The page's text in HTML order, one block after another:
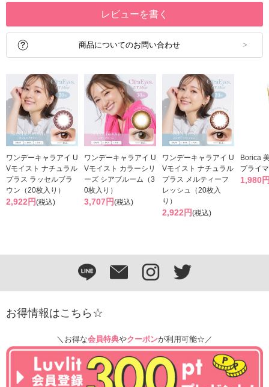
レビューを書く
商品についてのお問い合わせ
ワンデーキャラアイ U
Vモイスト ナチュラル
プラス ラッセルブラ
ウン（20枚入り）
2,922円(税込)
ワンデーキャラアイ U
Vモイスト カラーシリ
ーズ シアブルーム（3
0枚入り）
3,707円(税込)
ワンデーキャラアイ U
Vモイスト ナチュラル
プラス メルティーフ
レッシュ（20枚入
り）
2,922円(税込)
Borica
プライ
1,980
お得情報はこちら☆
＼お得な会員特典やクーポンが利用可能☆／